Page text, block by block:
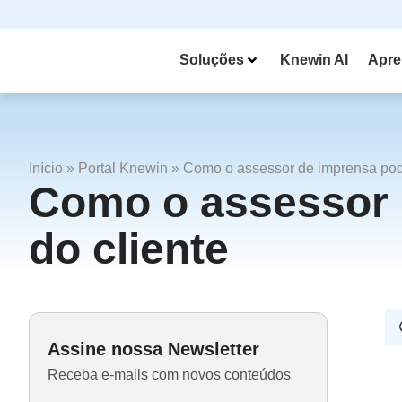
Soluções Knewin AI
Início » Portal Knewin » Como o assessor de imprensa
Como o
do cliente
Assine nossa Newsletter
Receba e-mails com novos conteúdos